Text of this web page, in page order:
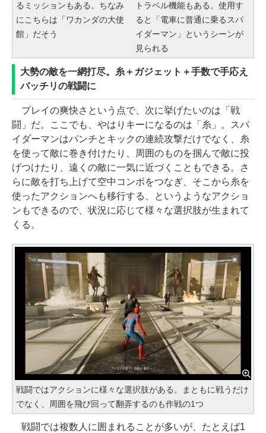
るミッションもある。ちなみ
にこちらは「ワカンダの大使
館」だそう
トラベル機能もある。使用す
ると「電車に普通に乗るスパ
イダーマン」というシーンが
見られる
大勢の敵を一網打尽。糸＋ガジェット＋手数で手応え
バッチリの戦闘に
プレイの爽快さという点で、次に挙げたいのは「戦
闘」だ。ここでも、やはりキーになるのは「糸」。スパ
イダーマンはパンチとキックの連続攻撃だけでなく、糸
を使って敵に巻き付けたり、周囲のものを掴んで敵に投
げつけたり、遠くの敵に一気に近づくこともできる。さ
らに敵を打ち上げて空中コンボをつなぎ、そこから糸を
使ったアクションへも移行する、というようなアクショ
ンもできるので、状況に応じて様々な選択肢が生まれて
くる。
戦闘ではアクションに様々な選択肢がある。まともに戦うだけ
でなく、周囲を飛び回って翻弄するのも作戦の1つ
戦闘では複数人に囲まれることが多いが、たとえば1